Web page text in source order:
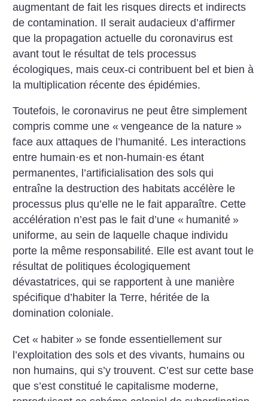
augmentant de fait les risques directs et indirects
de contamination. Il serait audacieux d’affirmer
que la propagation actuelle du coronavirus est
avant tout le résultat de tels processus
écologiques, mais ceux-ci contribuent bel et bien à
la multiplication récente des épidémies.
Toutefois, le coronavirus ne peut être simplement
compris comme une « vengeance de la nature »
face aux attaques de l’humanité. Les interactions
entre humain·es et non-humain·es étant
permanentes, l’artificialisation des sols qui
entraîne la destruction des habitats accélère le
processus plus qu’elle ne le fait apparaître. Cette
accélération n’est pas le fait d’une « humanité »
uniforme, au sein de laquelle chaque individu
porte la même responsabilité. Elle est avant tout le
résultat de politiques écologiquement
dévastatrices, qui se rapportent à une manière
spécifique d’habiter la Terre, héritée de la
domination coloniale.
Cet « habiter » se fonde essentiellement sur
l’exploitation des sols et des vivants, humains ou
non humains, qui s’y trouvent. C’est sur cette base
que s’est constitué le capitalisme moderne,